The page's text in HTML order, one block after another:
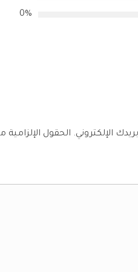
0%
الإلكتروني. الحقول الإلزامية